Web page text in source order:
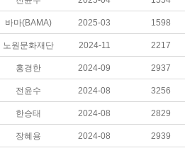
바마(BAMA) 2025-03 1598
노원문화재단 2024-11 2217
홍경한 2024-09 2937
전윤수 2024-08 3256
한승태 2024-08 2829
장혜용 2024-08 2939